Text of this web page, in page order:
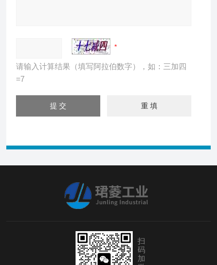
请输入计算结果（填写阿拉伯数字），如：三加四
=7
扫
码
加